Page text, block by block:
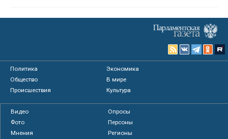
Политика
Экономика
Общество
В мире
Происшествия
Культура
Видео
Опросы
Фото
Персоны
Мнения
Регионы